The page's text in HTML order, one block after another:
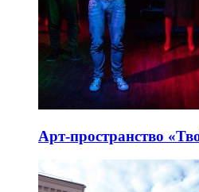
Арт-пространство